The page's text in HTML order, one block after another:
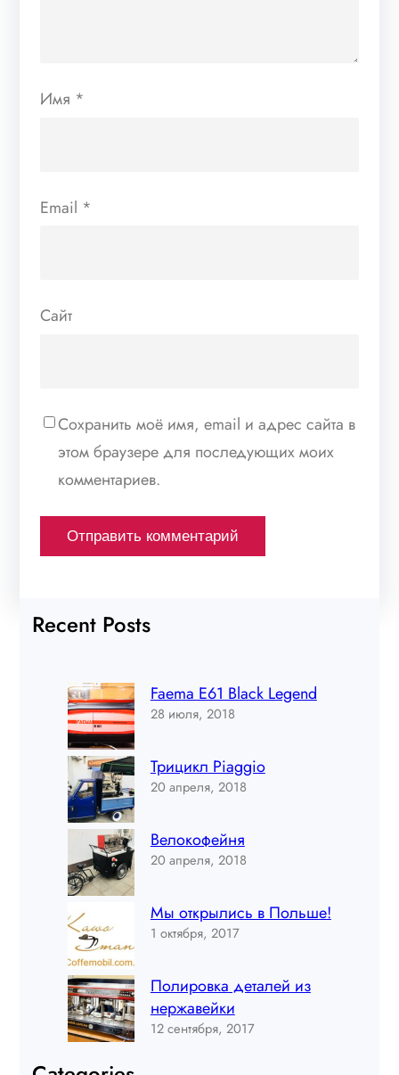
Имя *
Email *
Сайт
Сохранить моё имя, email и адрес сайта в
этом браузере для последующих моих
комментариев.
Recent Posts
Faema E61 Black Legend
28 июля, 2018
Трицикл Piaggio
20 апреля, 2018
Велокофейня
20 апреля, 2018
Мы открылись в Польше!
1 октября, 2017
Полировка деталей из
нержавейки
12 сентября, 2017